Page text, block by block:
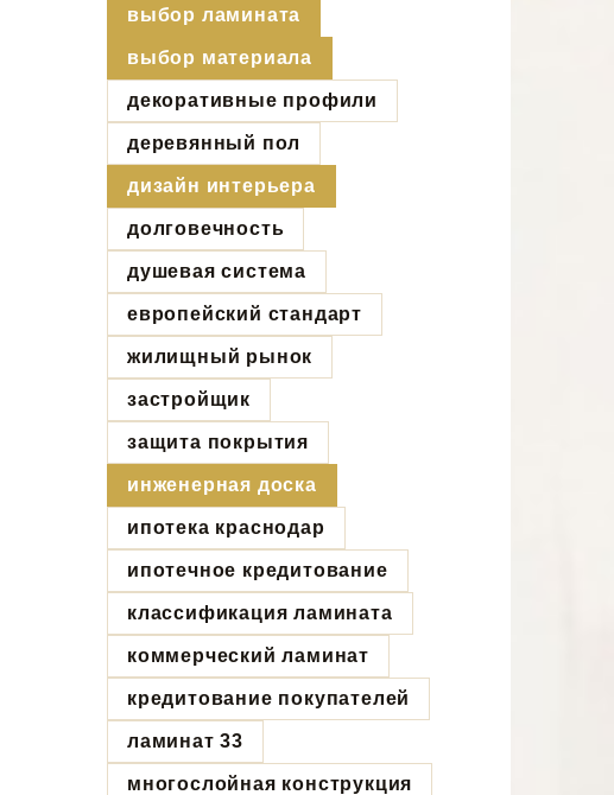
выбор ламината
выбор материала
декоративные профили
деревянный пол
дизайн интерьера
долговечность
душевая система
европейский стандарт
жилищный рынок
застройщик
защита покрытия
инженерная доска
ипотека краснодар
ипотечное кредитование
классификация ламината
коммерческий ламинат
кредитование покупателей
ламинат 33
многослойная конструкция